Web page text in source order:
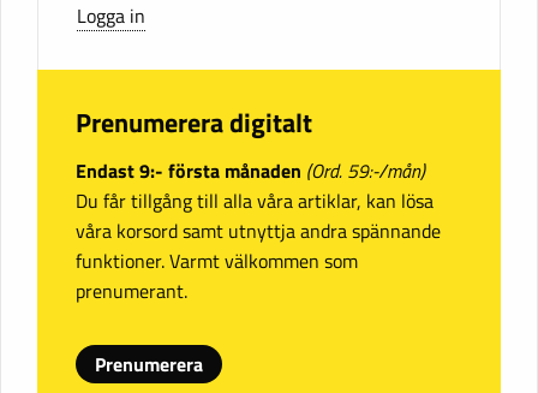
Logga in
Prenumerera digitalt
Endast 9:- första månaden (Ord. 59:-/mån)
Du får tillgång till alla våra artiklar, kan lösa
våra korsord samt utnyttja andra spännande
funktioner. Varmt välkommen som
prenumerant.
Prenumerera